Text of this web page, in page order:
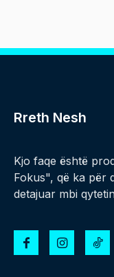
Rreth Nesh
Kjo faqe është
Fokus", që ka për
detajuar mbi